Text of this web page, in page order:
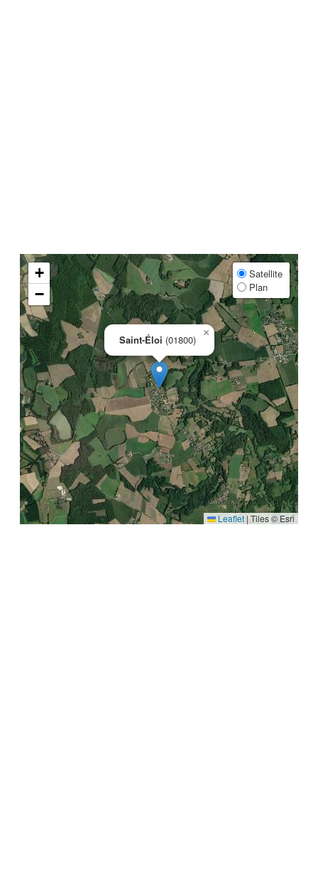
Saint-Éloi (01800)
×
+
−
Satellite
Plan
Leaflet | Tiles © Esri